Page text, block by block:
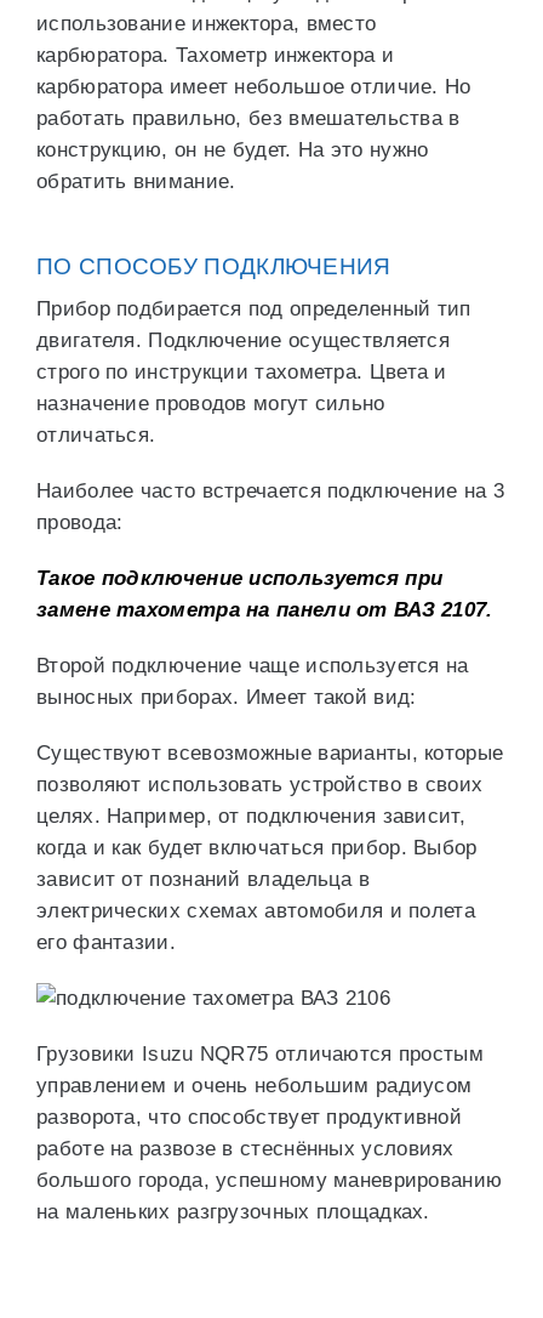
использование инжектора, вместо
карбюратора. Тахометр инжектора и
карбюратора имеет небольшое отличие. Но
работать правильно, без вмешательства в
конструкцию, он не будет. На это нужно
обратить внимание.
ПО СПОСОБУ ПОДКЛЮЧЕНИЯ
Прибор подбирается под определенный тип
двигателя. Подключение осуществляется
строго по инструкции тахометра. Цвета и
назначение проводов могут сильно
отличаться.
Наиболее часто встречается подключение на 3
провода:
Такое подключение используется при
замене тахометра на панели от ВАЗ 2107.
Второй подключение чаще используется на
выносных приборах. Имеет такой вид:
Существуют всевозможные варианты, которые
позволяют использовать устройство в своих
целях. Например, от подключения зависит,
когда и как будет включаться прибор. Выбор
зависит от познаний владельца в
электрических схемах автомобиля и полета
его фантазии.
Грузовики Isuzu NQR75 отличаются простым
управлением и очень небольшим радиусом
разворота, что способствует продуктивной
работе на развозе в стеснённых условиях
большого города, успешному маневрированию
на маленьких разгрузочных площадках.